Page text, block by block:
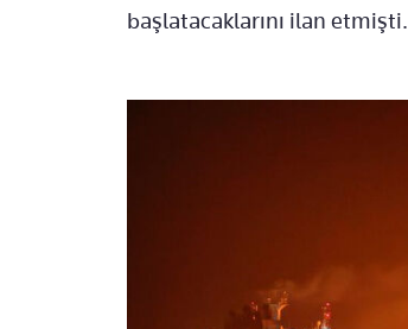
başlatacaklarını ilan etmişti.